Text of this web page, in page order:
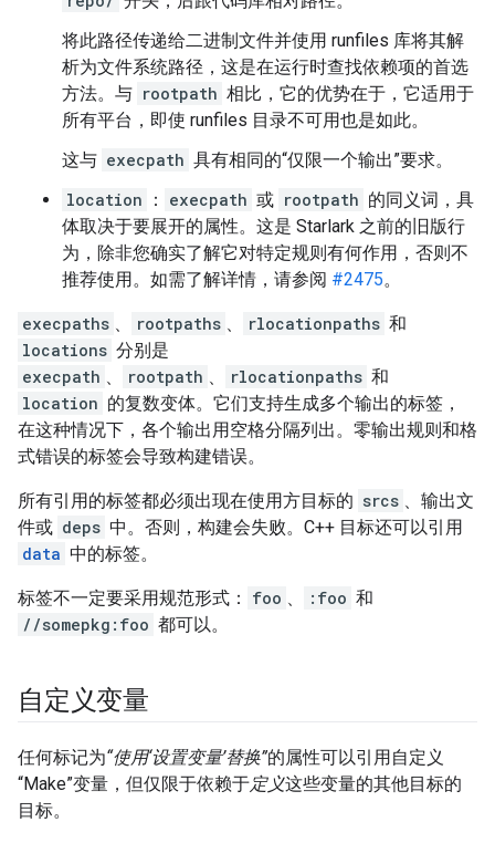
将此路径传递给二进制文件并使用 runfiles 库将其解
析为文件系统路径，这是在运行时查找依赖项的首选
方法。与 rootpath 相比，它的优势在于，它适用于
所有平台，即使 runfiles 目录不可用也是如此。
这与 execpath 具有相同的“仅限一个输出”要求。
location
： execpath 或 rootpath 的同义词，具
体取决于要展开的属性。这是 Starlark 之前的旧版行
为，除非您确实了解它对特定规则有何作用，否则不
推荐使用。如需了解详情，请参阅 #2475。
execpaths 、 rootpaths 、 rlocationpaths 和
locations 分别是
execpath 、 rootpath 、 rlocationpaths 和
location 的复数变体。它们支持生成多个输出的标签，
在这种情况下，各个输出用空格分隔列出。零输出规则和格
式错误的标签会导致构建错误。
所有引用的标签都必须出现在使用方目标的 srcs 、输出文
件或 deps 中。否则，构建会失败。C++ 目标还可以引用
data 中的标签。
标签不一定要采用规范形式： foo 、 :foo 和
//somepkg:foo 都可以。
自定义变量
任何标记为“使用‘设置变量’替换”的属性可以引用自定义
“Make”变量，但仅限于依赖于定义这些变量的其他目标的
目标。